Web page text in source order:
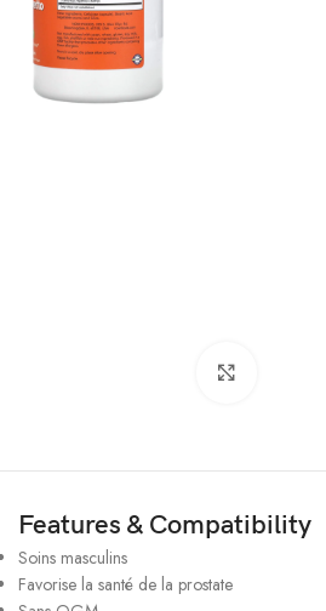
Features & Compatibility
Soins masculins
Favorise la santé de la prostate